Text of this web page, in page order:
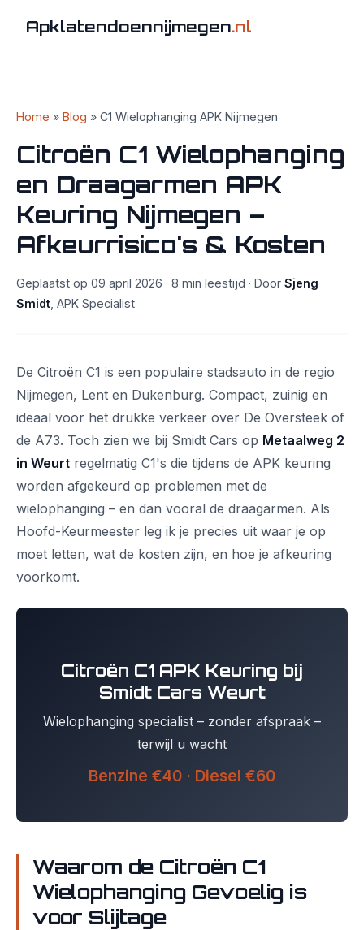
Apklatendoennijmegen.nl
Home » Blog » C1 Wielophanging APK Nijmegen
Citroën C1 Wielophanging
en Draagarmen APK
Keuring Nijmegen –
Afkeurrisico's & Kosten
Geplaatst op 09 april 2026 · 8 min leestijd · Door Sjeng
Smidt , APK Specialist
De Citroën C1 is een populaire stadsauto in de regio
Nijmegen, Lent en Dukenburg. Compact, zuinig en
ideaal voor het drukke verkeer over De Oversteek of
de A73. Toch zien we bij Smidt Cars op Metaalweg 2
in Weurt regelmatig C1's die tijdens de APK keuring
worden afgekeurd op problemen met de
wielophanging – en dan vooral de draagarmen. Als
Hoofd-Keurmeester leg ik je precies uit waar je op
moet letten, wat de kosten zijn, en hoe je afkeuring
voorkomt.
Citroën C1 APK Keuring bij
Smidt Cars Weurt
Wielophanging specialist – zonder afspraak –
terwijl u wacht
Benzine €40 · Diesel €60
Waarom de Citroën C1
Wielophanging Gevoelig is
voor Slijtage